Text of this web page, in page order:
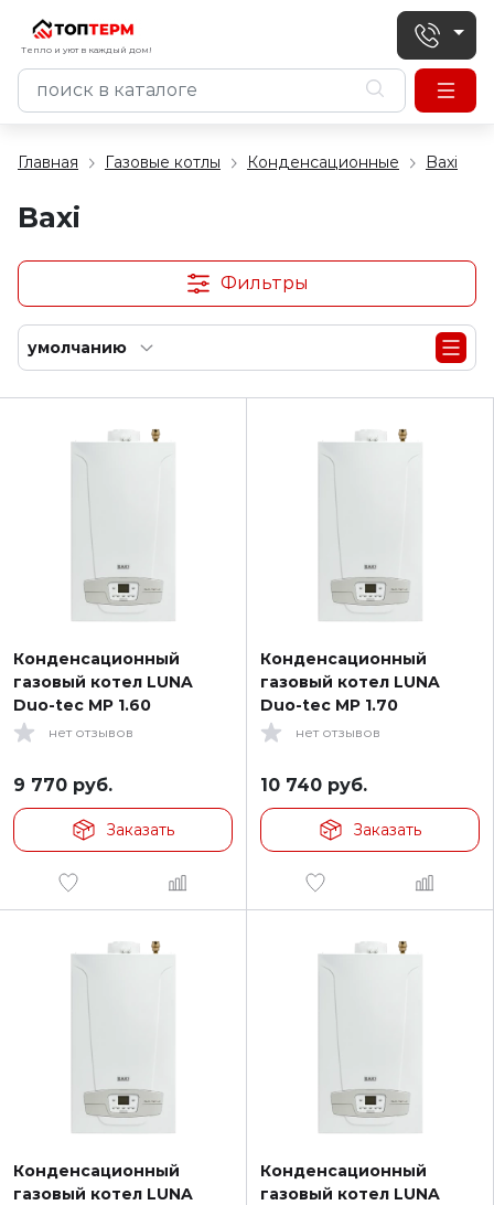
Тепло и уют в каждый дом!
Главная Газовые котлы Конденсационные Baxi
Baxi
Фильтры
умолчанию
Конденсационный
газовый котел LUNA
Duo-tec MP 1.60
нет отзывов
9 770 руб.
Заказать
Конденсационный
газовый котел LUNA
Duo-tec MP 1.70
нет отзывов
10 740 руб.
Заказать
Конденсационный
газовый котел LUNA
Конденсационный
газовый котел LUNA